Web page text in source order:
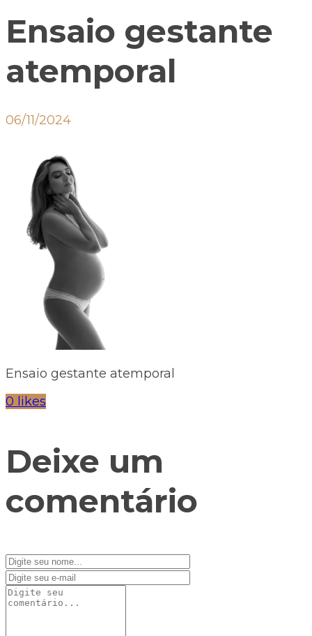
Ensaio gestante
atemporal
06/11/2024
Ensaio gestante atemporal
0 likes
Deixe um
comentário